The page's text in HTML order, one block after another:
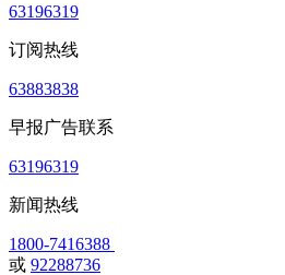
63196319
订阅热线
63883838
早报广告联系
63196319
新闻热线
1800-7416388
或 92288736